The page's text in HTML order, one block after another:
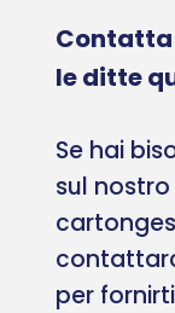
le ditte
Se hai
sul
per